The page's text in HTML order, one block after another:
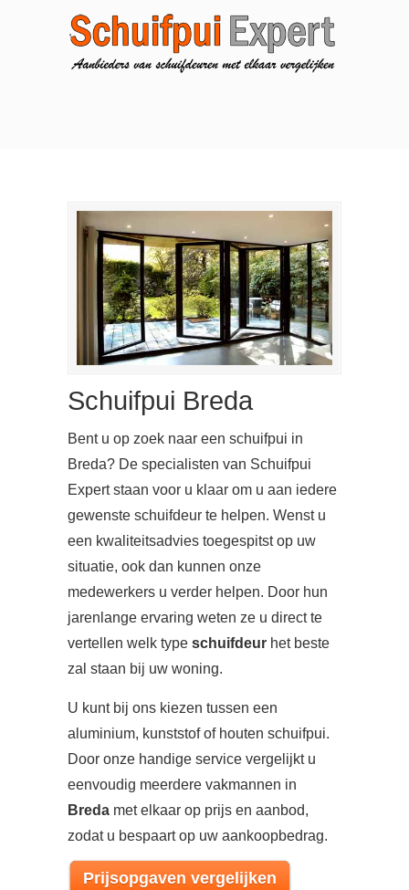
Schuifpui Breda
Bent u op zoek naar een schuifpui in
Breda? De specialisten van Schuifpui
Expert staan voor u klaar om u aan iedere
gewenste schuifdeur te helpen. Wenst u
een kwaliteitsadvies toegespitst op uw
situatie, ook dan kunnen onze
medewerkers u verder helpen. Door hun
jarenlange ervaring weten ze u direct te
vertellen welk type schuifdeur het beste
zal staan bij uw woning.
U kunt bij ons kiezen tussen een
aluminium, kunststof of houten schuifpui.
Door onze handige service vergelijkt u
eenvoudig meerdere vakmannen in
Breda met elkaar op prijs en aanbod,
zodat u bespaart op uw aankoopbedrag.
Prijsopgaven vergelijken